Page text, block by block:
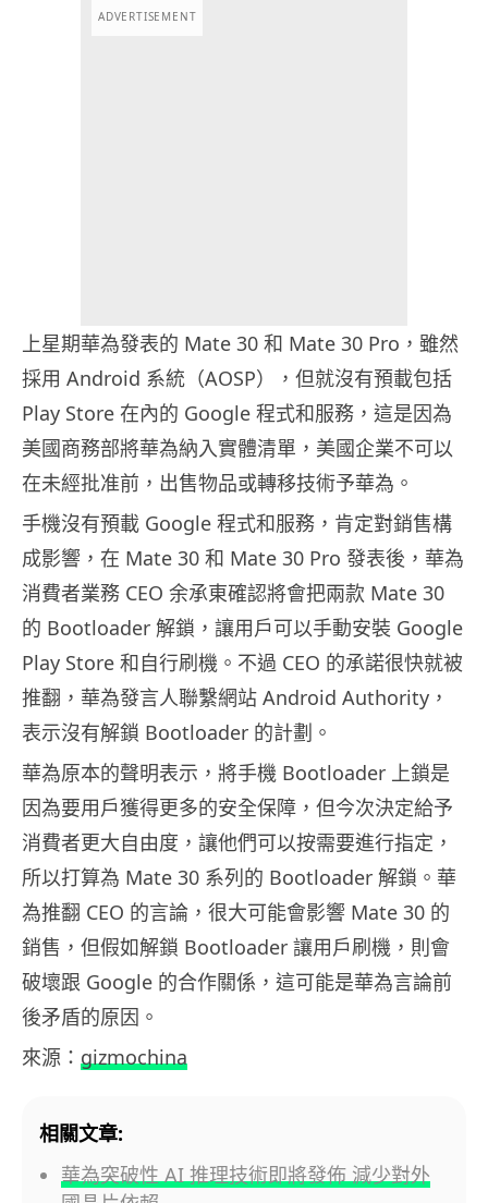
ADVERTISEMENT
上星期華為發表的 Mate 30 和 Mate 30 Pro，雖然
採用 Android 系統（AOSP），但就沒有預載包括
Play Store 在內的 Google 程式和服務，這是因為
美國商務部將華為納入實體清單，美國企業不可以
在未經批准前，出售物品或轉移技術予華為。
手機沒有預載 Google 程式和服務，肯定對銷售構
成影響，在 Mate 30 和 Mate 30 Pro 發表後，華為
消費者業務 CEO 余承東確認將會把兩款 Mate 30
的 Bootloader 解鎖，讓用戶可以手動安裝 Google
Play Store 和自行刷機。不過 CEO 的承諾很快就被
推翻，華為發言人聯繫網站 Android Authority，
表示沒有解鎖 Bootloader 的計劃。
華為原本的聲明表示，將手機 Bootloader 上鎖是
因為要用戶獲得更多的安全保障，但今次決定給予
消費者更大自由度，讓他們可以按需要進行指定，
所以打算為 Mate 30 系列的 Bootloader 解鎖。華
為推翻 CEO 的言論，很大可能會影響 Mate 30 的
銷售，但假如解鎖 Bootloader 讓用戶刷機，則會
破壞跟 Google 的合作關係，這可能是華為言論前
後矛盾的原因。
來源： gizmochina
相關文章:
華為突破性 AI 推理技術即將發佈 減少對外